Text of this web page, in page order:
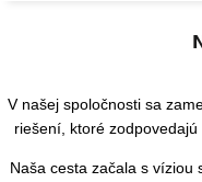
V našej spoločnosti sa
riešení, ktoré
Naša cesta začala s